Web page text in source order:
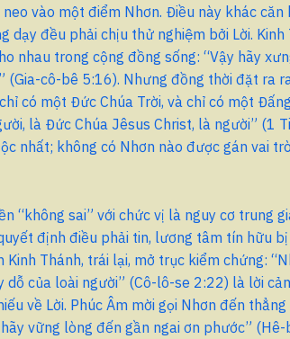
vào một điểm Nhơn. Điều này khác căn
dạy đều phải chịu thử nghiệm bởi Lời. Kinh
nhau trong cộng đồng sống: “Vậy hãy
(Gia-cô-bê 5:16). Nhưng đồng thời đặt ra
có một Đức Chúa Trời, và chỉ có một
là Đức Chúa Jêsus Christ, là người” (1
nhất; không có Nhơn nào được gán vai
“không sai” với chức vị là nguy cơ trung
định điều phải tin, lương tâm tín hữu
Thánh, trái lại, mở trục kiểm chứng:
của loài người” (Cô-lô-se 2:22) là lời
về Lời. Phúc Âm mời gọi Nhơn đến
vững lòng đến gần ngai ơn phước”